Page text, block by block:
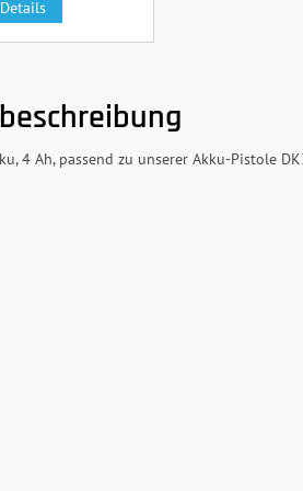
Details
4 Ah, passend zu unserer Akku-Pistole